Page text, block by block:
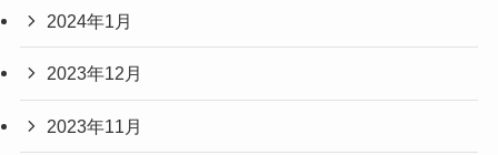
2024年1月
2023年12月
2023年11月